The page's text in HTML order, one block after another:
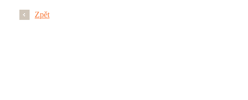
Zpět